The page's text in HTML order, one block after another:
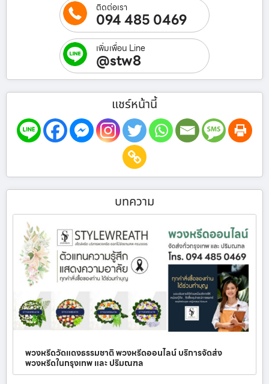
ติดต่อเรา
094 485 0469
เพิ่มเพื่อน Line
@stw8
แชร์หน้านี้
บทความ
พวงหรีดวัดแดงธรรมชาติ พวงหรีดออนไลน์ บริการจัดส่ง
พวงหรีดในกรุงเทพ และ ปริมณฑล